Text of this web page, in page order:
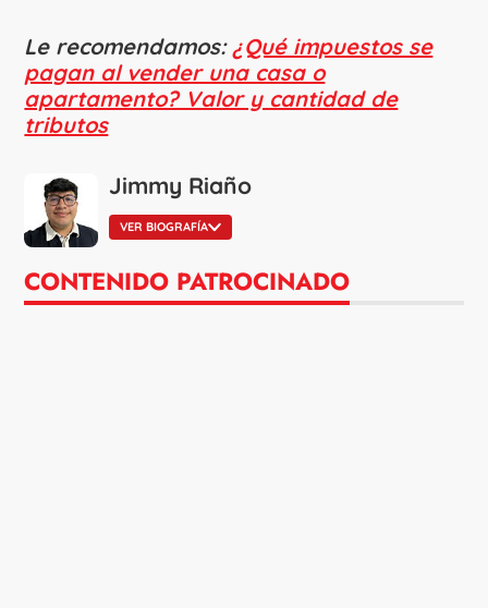
Le recomendamos: ¿Qué impuestos se
pagan al vender una casa o
apartamento? Valor y cantidad de
tributos
Jimmy Riaño
VER BIOGRAFÍA
CONTENIDO PATROCINADO